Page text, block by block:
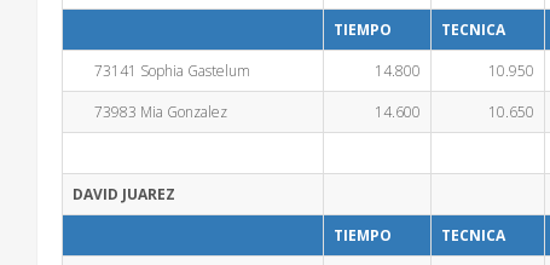
TIEMPO
TECNICA
73141 Sophia Gastelum
14.800 10.950
73983 Mia Gonzalez
14.600 10.650
DAVID JUAREZ
TIEMPO
TECNICA